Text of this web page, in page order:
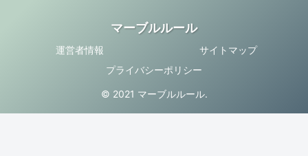
マーブルルール
運営者情報
サイトマップ
プライバシーポリシー
© 2021 マーブルルール.